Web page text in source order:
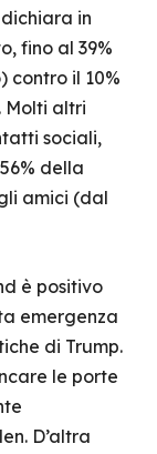
in
fino al 39%
contro il 10%
Molti altri
sociali,
della
amici (dal
è positivo
emergenza
di Trump.
le porte
D’altra